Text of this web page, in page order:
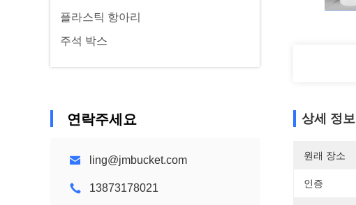
플라스틱 항아리
주석 박스
연락주세요
ling@jmbucket.com
13873178021
상세 정보
원래 장소
인증